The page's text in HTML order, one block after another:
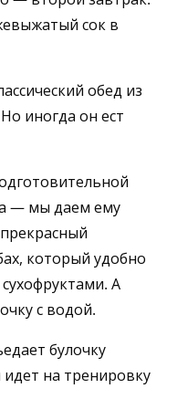
сок в
обед из
иногда он ест
— мы даем ему
который удобно
А
с водой.
булочку
на тренировку